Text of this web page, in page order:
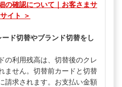
の確認について｜お客さまサ
イト ＞
ド切替やブランド切替をし
の利用残高は、切替後のクレ
ません。切替前カードと切替
請求されます。お支払い金額